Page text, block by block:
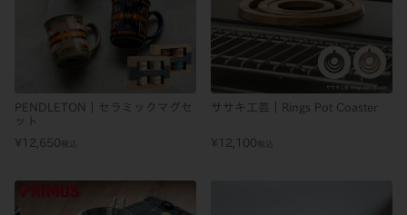
PENDLETON｜セラミックマグセ
ット
¥ 12,650 税込
ササキ工芸｜Rings Pot Coaster
¥ 12,100 税込